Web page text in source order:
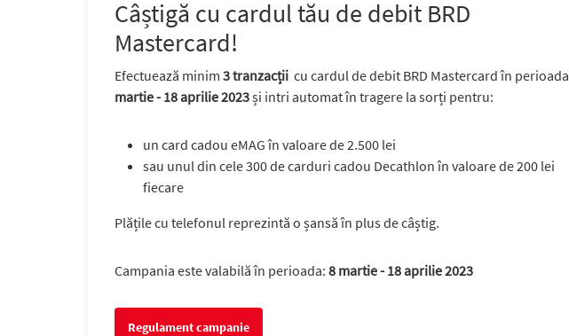
Câștigă cu cardul tău de debit BRD
Mastercard!
Efectuează minim 3 tranzacții cu cardul de debit BRD Mastercard în perioada
martie - 18 aprilie 2023și intri automat în tragere la sorți pentru:
un card cadou eMAG în valoare de 2.500 lei
sau unul din cele300 de carduri cadou Decathlon în valoare de 200 lei
fiecare
Plățile cu telefonul reprezintă o șansă în plus de câștig.
Campania este valabilă în perioada: 8 martie - 18 aprilie 2023
Regulament campanie